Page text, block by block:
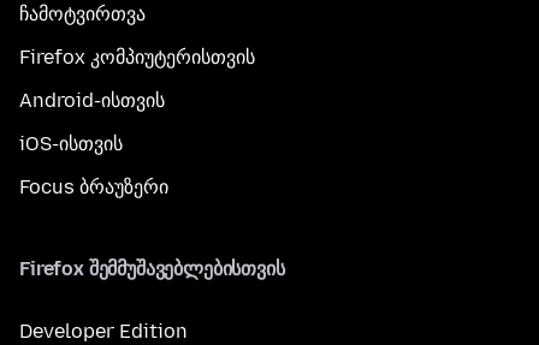
ჩამოტვირთვა
Firefox კომპიუტერისთვის
Android-ისთვის
iOS-ისთვის
Focus ბრაუზერი
Firefox შემმუშავებლებისთვის
Developer Edition